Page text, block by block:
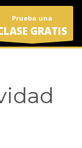
Prueba una
GRATIS